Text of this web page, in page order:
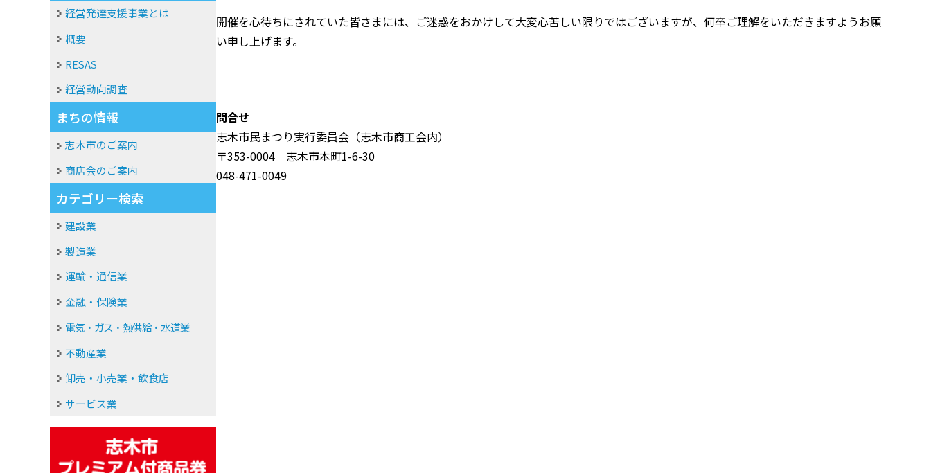
開催を心待ちにされていた皆さまには、ご迷惑をおかけして大変心苦しい限りではございますが、何卒ご理解をいただきますようお願
い申し上げます。
問合せ
志木市民まつり実行委員会（志木市商工会内）
〒353-0004 志木市本町1-6-30
048-471-0049
経営発達支援事業とは
概要
RESAS
経営動向調査
まちの情報
志木市のご案内
商店会のご案内
カテゴリー検索
建設業
製造業
運輸・通信業
金融・保険業
電気・ガス・熱供給・水道業
不動産業
卸売・小売業・飲食店
サービス業